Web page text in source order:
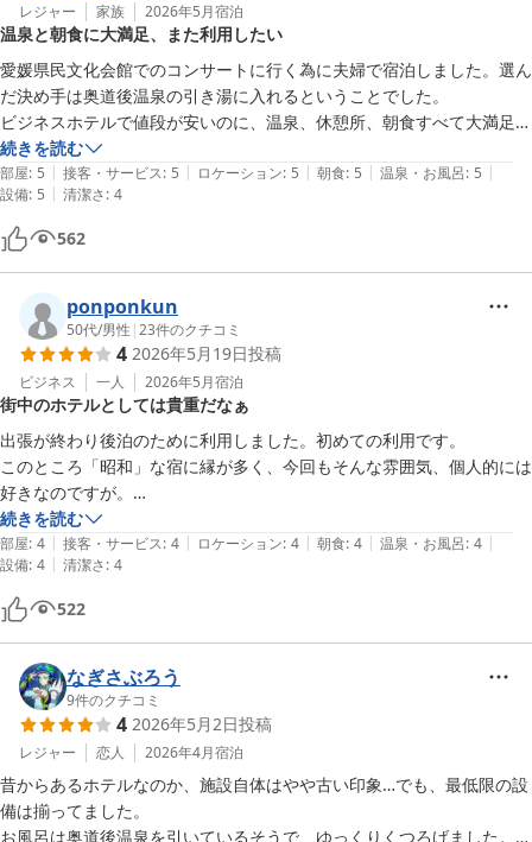
レジャー 家族 2026年5月宿泊
温泉と朝食に大満足、また利用したい
愛媛県民文化会館でのコンサートに行く為に夫婦で宿泊しました。選ん
だ決め手は奥道後温泉の引き湯に入れるということでした。
ビジネスホテルで値段が安いのに、温泉、休憩所、朝食すべて大満足で
続きを読む
部屋: 5 | 接客・サービス: 5 | ロケーション: 5 | 朝食: 5 | 温泉・お風呂: 5 |
設備: 5 | 清潔さ: 4
562
ponponkun
50代/男性 |23件のクチコミ
4 2026年5月19日投稿
ビジネス 一人 2026年5月宿泊
街中のホテルとしては貴重だなぁ
出張が終わり後泊のために利用しました。初めての利用です。
このところ「昭和」な宿に縁が多く、今回もそんな雰囲気、個人的には
好きなのですが。
さてフロントの受付、一通り説明をいただきお部屋へ。シンプルなビジ
ネスホテルのそれ。
清掃もきちんとなされていて不便さは感じません。ここは大浴場と露天
風呂がウリ。
行かない訳が無いですよねぇ。そこまで大きくない大浴場ではあります
が、
時間によっては貸切状態！時間を見計らって何回か入浴。満喫いたしま
した。
夜はベッドの上で爆睡(笑)こういう時って早朝に目が覚めるんですよね
ぇ。
で早速、最上階の露天風呂、こちらも時間が時間だけに貸切状態！あり
がたや～
朝から幸せを感じながら朝食会場へ。。。こだわりの、、とはいうもの
続きを読む
部屋: 4 | 接客・サービス: 4 | ロケーション: 4 | 朝食: 4 | 温泉・お風呂: 4 |
設備: 4 | 清潔さ: 4
522
なぎさぶろう
9件のクチコミ
4 2026年5月2日投稿
レジャー 恋人 2026年4月宿泊
昔からあるホテルなのか、施設自体はやや古い印象…でも、最低限の設
備は揃ってました。
お風呂は奥道後温泉を引いているそうで、ゆっくりくつろげました。